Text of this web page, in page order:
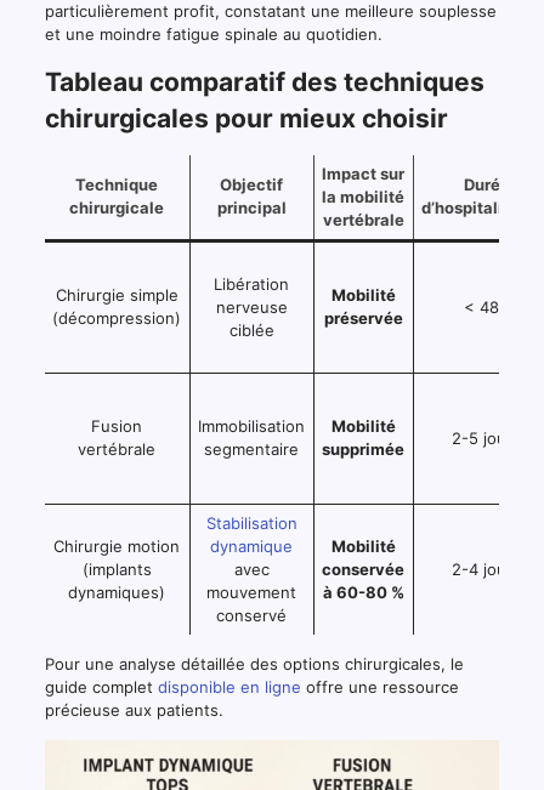
particulièrement profit, constatant une meilleure souplesse
et une moindre fatigue spinale au quotidien.
Tableau comparatif des techniques
chirurgicales pour mieux choisir
Technique
chirurgicale
Objectif
principal
Impact sur
la mobilité
vertébrale
Durée
Chirurgie simple
(décompression)
Libération
nerveuse
ciblée
Mobilité
préservée
< 48h
Fusion
vertébrale
Immobilisation
segmentaire
Mobilité
supprimée
2-5 jours
Chirurgie motion
(implants
dynamiques)
Stabilisation
dynamique
avec
mouvement
conservé
Mobilité
conservée
à 60-80 %
2-4 jours
Pour une analyse détaillée des options chirurgicales, le
guide complet disponible en ligne offre une ressource
précieuse aux patients.